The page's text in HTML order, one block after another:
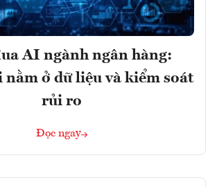
AI ngành ngân hàng:
nằm ở dữ liệu và kiểm soát
rủi ro
Đọc ngay